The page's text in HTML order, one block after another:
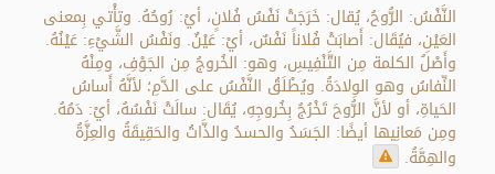
النَّفْسُ: الرُّوحُ، يُقال: خَرَجَتْ نَفْسُ فُلانٍ، أيْ: رُوحُهُ. وتأْتي بِمعنى
العَيْنِ، فيُقَال: أَصابَتْ فُلاناً نَفْسٌ، أيْ: عَيْنٌ. ونَفْسُ الشَّيْءِ: عَيْنُهُ.
وأَصْلُ الكلمة مِن التَّنْفِيسِ، وهو: الخُروجُ مِن الجَوْفِ، ومِنْهُ
النِّفاسُ وهو الوِلادَةُ. ويُطْلَقُ النَّفْسُ على الدَّمِ؛ لأنَّهُ أَساسُ
الحَياةِ، أو لأنَّ الرُّوحَ تَخْرُجُ بِخُروجِهِ، يُقَال: سالَتْ نَفْسُهُ، أيْ: دَمُهُ.
ومِن مَعانِيها أيضًا: الجَسَدُ والحسدُ والذَّاتُ والحَقِيقَةُ والعِزَّةُ
والهِمَّةُ.